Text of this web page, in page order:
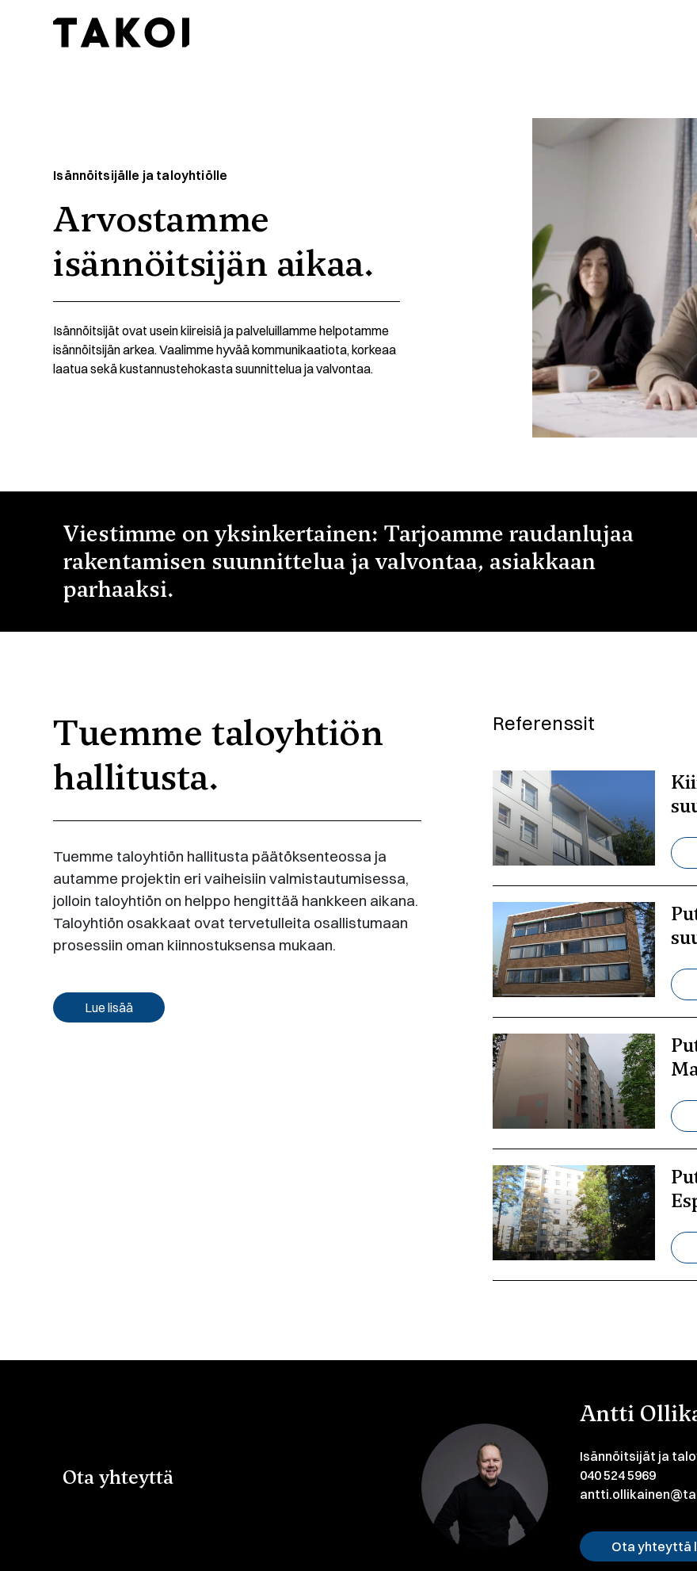
Toggle navigation
Isännöitsijälle ja taloyhtiölle
Arvostamme
isännöitsijän aikaa.
Isännöitsijät ovat usein kiireisiä ja palveluillamme helpotamme
isännöitsijän arkea. Vaalimme hyvää kommunikaatiota, korkeaa
laatua sekä kustannustehokasta suunnittelua ja valvontaa.
Viestimme on yksinkertainen: Tarjoamme raudanlujaa
rakentamisen suunnittelua ja valvontaa, asiakkaan
parhaaksi.
Tuemme taloyhtiön
hallitusta.
Tuemme taloyhtiön hallitusta päätöksenteossa ja
autamme projektin eri vaiheisiin valmistautumisessa,
jolloin taloyhtiön on helppo hengittää hankkeen aikana.
Taloyhtiön osakkaat ovat tervetulleita osallistumaan
prosessiin oman kiinnostuksensa mukaan.
Lue lisää
Referenssit
Ota yhteyttä
Antti
Isännöitsijät ja
040 524 5969
Ota yhteyttä